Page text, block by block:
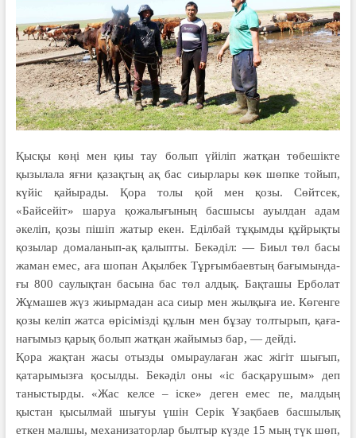
Қысқы көңі мен қиы тау болып үйі­ліп жатқан төбешікте
қызылала яғни қа­зақтың ақ бас сиырлары көк шөпке тойып,
күйіс қайырады. Қора толы қой мен қозы. Сөйтсек,
«Байсейіт» ша­руа қожалығының басшысы ауылдан адам
әкеліп, қозы пішіп жатыр екен. Еділбай тұқымды құйрықты
қозылар до­­маланып-ақ қалыпты. Бекәділ: — Биыл төл басы
жаман емес, аға шо­пан Ақылбек Тұрғымбаевтың бағы­мын­да­
ғы 800 саулықтан басына бас төл алдық. Бақташы Ерболат
Жұмашев жүз жиырмадан аса сиыр мен жыл­қыға ие. Көгенге
қозы келіп жатса өрі­сімізді құлын мен бұзау толтырып, қаға­
нағымыз қарық болып жатқан жайы­мыз бар, — дейді.
Қора жақтан жасы отызды омырау­ла­­ған жас жігіт шығып,
қатарымызға қо­­сылды. Бекәділ оны «іс басқарушым» деп
таныстырды. «Жас келсе – іске» деген емес пе, малдың
қыстан қысылмай шығуы үшін Серік Ұзақбаев басшылық
еткен малшы, механизаторлар былтыр күзде 15 мың түк шөп,